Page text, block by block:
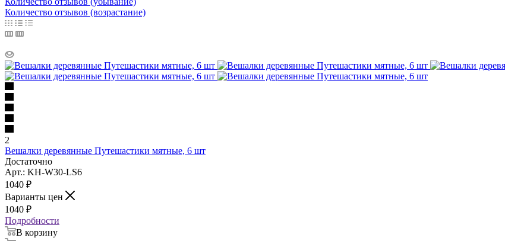
Количество отзывов (возрастание)
2
Вешалки деревянные Путешастики мятные, 6 шт
Достаточно
Арт.: KH-W30-LS6
1040 ₽
Варианты цен
1040 ₽
Подробности
В корзину